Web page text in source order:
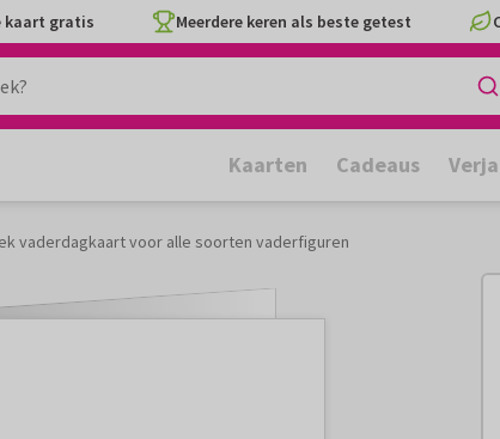
kaart gratis Meerdere keren als beste getest
Kaarten Cadeaus
vaderdagkaart voor alle soorten vaderfiguren